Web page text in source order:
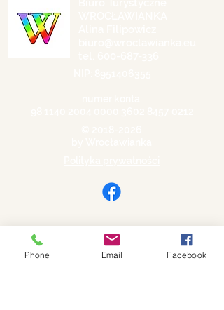
Phone Email Facebook